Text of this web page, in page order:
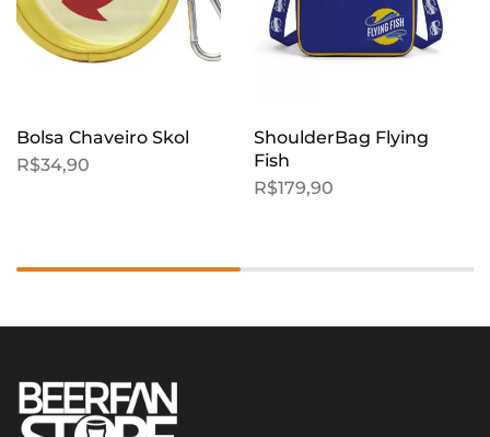
Bolsa Chaveiro Skol
R$34,90
ShoulderBag Flying
Fish
R$179,90